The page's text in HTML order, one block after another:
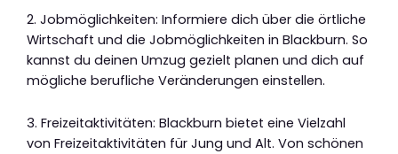
2. Jobmöglichkeiten: Informiere dich über die örtliche
Wirtschaft und die Jobmöglichkeiten in Blackburn. So
kannst du deinen Umzug gezielt planen und dich auf
mögliche berufliche Veränderungen einstellen.
3. Freizeitaktivitäten: Blackburn bietet eine Vielzahl
von Freizeitaktivitäten für Jung und Alt. Von schönen